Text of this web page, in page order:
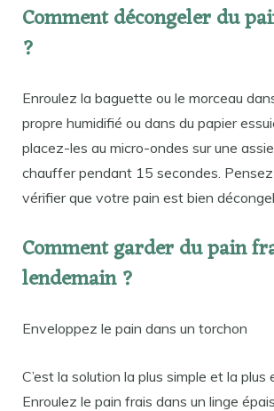
Comment décongeler du
?
Enroulez la baguette ou le morceau
propre humidifié ou dans du papier
placez-les au micro-ondes sur une
chauffer pendant 15 secondes.
vérifier que votre pain est bien
Comment garder du pain
lendemain ?
Enveloppez le pain dans un torchon
C’est la solution la plus simple et la plus
Enroulez le pain frais dans un linge